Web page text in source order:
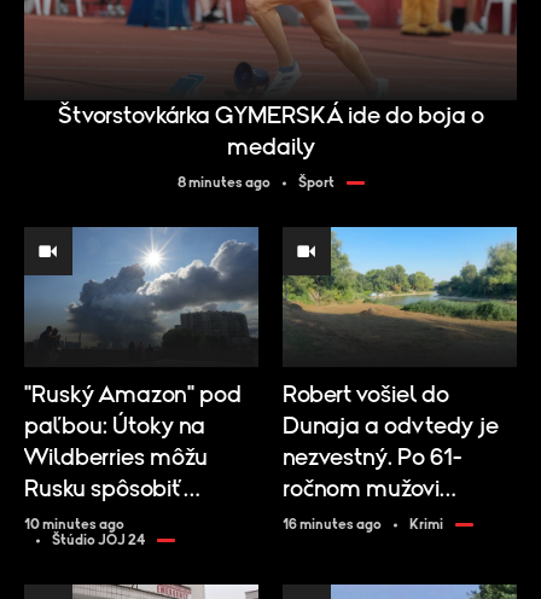
Štvorstovkárka GYMERSKÁ ide do boja o
medaily
8 minutes ago Šport
"Ruský Amazon" pod
paľbou: Útoky na
Wildberries môžu
Rusku spôsobiť
miliardové škody
10 minutes ago
Štúdio JOJ 24
Robert vošiel do
Dunaja a odvtedy je
nezvestný. Po 61-
ročnom mužovi
pátrajú desiatky
16 minutes ago Krimi